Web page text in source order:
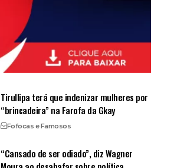
Tirullipa terá que indenizar mulheres por
“brincadeira” na Farofa da Gkay
Fofocas e Famosos
“Cansado de ser odiado”, diz Wagner